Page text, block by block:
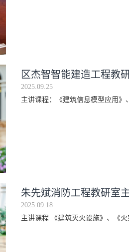
区杰智智能建造工程教
2025.09.25
主讲课程：《建筑信息模型应用》
朱先斌消防工程教研室
2025.09.18
主讲课程 《建筑灭火设施》、《